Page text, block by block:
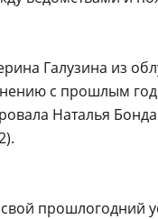
Галузина из
с прошлым
Наталья
прошлогодний